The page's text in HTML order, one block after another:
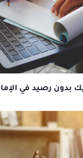
بدون رصيد في